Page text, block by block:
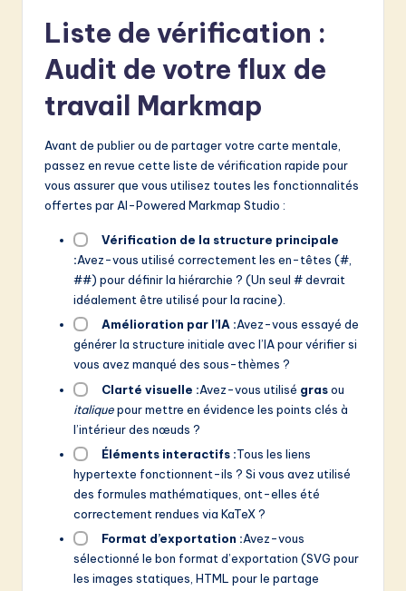
Liste de vérification :
Audit de votre flux de
travail Markmap
Avant de publier ou de partager votre carte mentale,
passez en revue cette liste de vérification rapide pour
vous assurer que vous utilisez toutes les fonctionnalités
offertes par AI-Powered Markmap Studio :
Vérification de la structure principale
:Avez-vous utilisé correctement les en-têtes (#,
##) pour définir la hiérarchie ? (Un seul # devrait
idéalement être utilisé pour la racine).
Amélioration par l’IA :Avez-vous essayé de
générer la structure initiale avec l’IA pour vérifier si
vous avez manqué des sous-thèmes ?
Clarté visuelle :Avez-vous utilisé grasou
italiquepour mettre en évidence les points clés à
l’intérieur des nœuds ?
Éléments interactifs :Tous les liens
hypertexte fonctionnent-ils ? Si vous avez utilisé
des formules mathématiques, ont-elles été
correctement rendues via KaTeX ?
Format d’exportation :Avez-vous
sélectionné le bon format d’exportation (SVG pour
les images statiques, HTML pour le partage